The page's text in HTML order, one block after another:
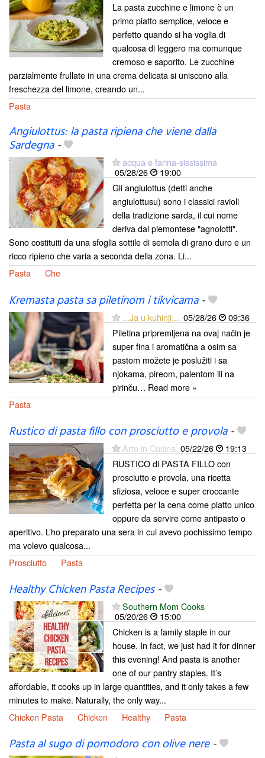
La pasta zucchine e limone è un
primo piatto semplice, veloce e
perfetto quando si ha voglia di
qualcosa di leggero ma comunque
cremoso e saporito. Le zucchine
parzialmente frullate in una crema delicata si uniscono alla
freschezza del limone, creando un...
Pasta
Angiulottus: la pasta ripiena che viene dalla
Sardegna-
acqua e farina-sississima
05/28/26
19:00
Gli angiulottus (detti anche
angiulottusu) sono i classici ravioli
della tradizione sarda, il cui nome
deriva dal piemontese "agnolotti".
Sono costituiti da una sfoglia sottile di semola di grano duro e un
ricco ripieno che varia a seconda della zona. Li...
Pasta
Che
Kremasta pasta sa piletinom i tikvicama-
...Ja u kuhinji... 05/28/26
09:36
Piletina pripremljena na ovaj način je
super fina i aromatična a osim sa
pastom možete je poslužiti i sa
njokama, pireom, palentom ili na
pirinču… Read more »
Pasta
Rustico di pasta fillo con prosciutto e provola-
Arte in Cucina 05/22/26
19:13
RUSTICO di PASTA FILLO con
prosciutto e provola, una ricetta
sfiziosa, veloce e super croccante
perfetta per la cena come piatto unico
oppure da servire come antipasto o
aperitivo. L’ho preparato una sera in cui avevo pochissimo tempo
ma volevo qualcosa...
Prosciutto
Pasta
Healthy Chicken Pasta Recipes-
Southern Mom Cooks
05/20/26
15:00
Chicken is a family staple in our
house. In fact, we just had it for dinner
this evening! And pasta is another
one of our pantry staples. It’s
affordable, it cooks up in large quantities, and it only takes a few
minutes to make. Naturally, the only way...
Chicken Pasta
Chicken Healthy Pasta
Pasta al sugo di pomodoro con olive nere-